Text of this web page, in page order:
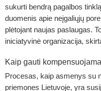
sukurti bendrą pagalbos
duomenis apie neįgaliųjų
plėtojant naujas paslaugas.
iniciatyvinė organizacija,
Kaip gauti
Procesas, kaip asmenys su
priemones Lietuvoje, yra